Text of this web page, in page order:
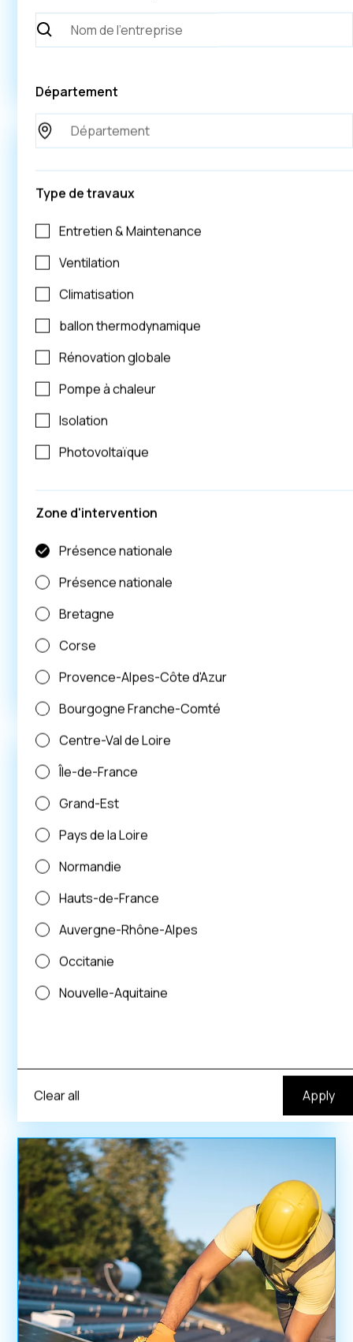
Département
Type de travaux
Entretien & Maintenance
Ventilation
Climatisation
ballon thermodynamique
Rénovation globale
Pompe à chaleur
Isolation
Photovoltaïque
Zone d'intervention
Présence nationale
Présence nationale
Bretagne
Corse
Provence-Alpes-Côte d'Azur
Bourgogne Franche-Comté
Centre-Val de Loire
Île-de-France
Grand-Est
Pays de la Loire
Normandie
Hauts-de-France
Auvergne-Rhône-Alpes
Occitanie
Nouvelle-Aquitaine
Clear all
Rénovaton énergétique
Orne
Rénovaton énergétique
Voir plus
ALAIN FURET
Normandie